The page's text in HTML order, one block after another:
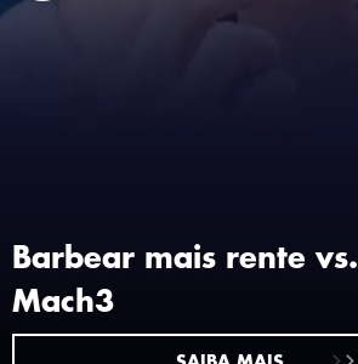
Barbear mais rente vs.
Mach3